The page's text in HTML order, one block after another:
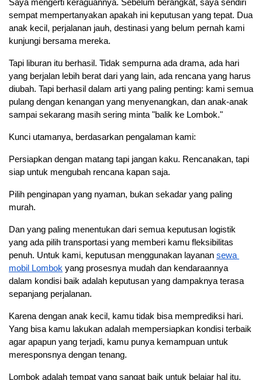
Saya mengerti keraguannya. Sebelum berangkat, saya sendiri
sempat mempertanyakan apakah ini keputusan yang tepat. Dua
anak kecil, perjalanan jauh, destinasi yang belum pernah kami
kunjungi bersama mereka.
Tapi liburan itu berhasil. Tidak sempurna ada drama, ada hari
yang berjalan lebih berat dari yang lain, ada rencana yang harus
diubah. Tapi berhasil dalam arti yang paling penting: kami semua
pulang dengan kenangan yang menyenangkan, dan anak-anak
sampai sekarang masih sering minta "balik ke Lombok."
Kunci utamanya, berdasarkan pengalaman kami:
Persiapkan dengan matang tapi jangan kaku. Rencanakan, tapi
siap untuk mengubah rencana kapan saja.
Pilih penginapan yang nyaman, bukan sekadar yang paling
murah.
Dan yang paling menentukan dari semua keputusan logistik
yang ada pilih transportasi yang memberi kamu fleksibilitas
penuh. Untuk kami, keputusan menggunakan layanan sewa
mobil Lombok yang prosesnya mudah dan kendaraannya
dalam kondisi baik adalah keputusan yang dampaknya terasa
sepanjang perjalanan.
Karena dengan anak kecil, kamu tidak bisa memprediksi hari.
Yang bisa kamu lakukan adalah mempersiapkan kondisi terbaik
agar apapun yang terjadi, kamu punya kemampuan untuk
meresponsnya dengan tenang.
Lombok adalah tempat yang sangat baik untuk belajar hal itu.